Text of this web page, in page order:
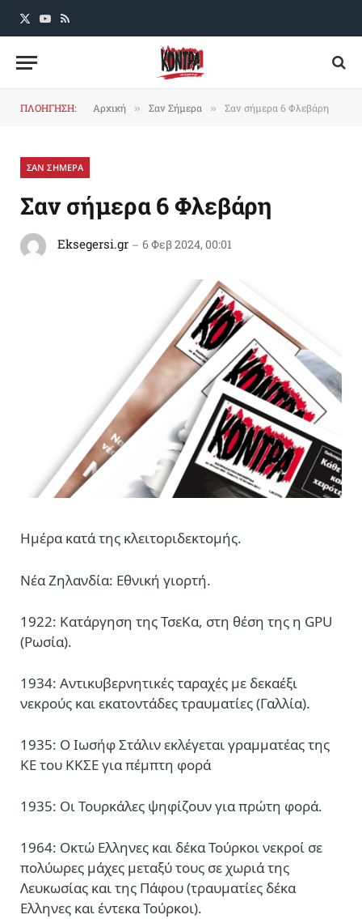
X
YouTube
RSS
ΠΛΟΗΓΗΣΗ: Αρχική » Σαν Σήμερα » Σαν σήμερα 6 Φλεβάρη
ΣΑΝ ΣΗΜΕΡΑ
Σαν σήμερα 6 Φλεβάρη
Eksegersi.gr 6 Φεβ 2024, 00:01
Ημέρα κατά της κλειτοριδεκτομής.
Νέα Ζηλανδία: Εθνική γιορτή.
1922: Κατάργηση της ΤσεΚα, στη θέση της η GPU
(Ρωσία).
1934: Αντικυβερνητικές ταραχές με δεκαέξι
νεκρούς και εκατοντάδες τραυματίες (Γαλλία).
1935: Ο Ιωσήφ Στάλιν εκλέγεται γραμματέας της
ΚΕ του ΚΚΣΕ για πέμπτη φορά
1935: Οι Τουρκάλες ψηφίζουν για πρώτη φορά.
1964: Οκτώ Ελληνες και δέκα Τούρκοι νεκροί σε
πολύωρες μάχες μεταξύ τους σε χωριά της
Λευκωσίας και της Πάφου (τραυματίες δέκα
Ελληνες και έντεκα Τούρκοι).